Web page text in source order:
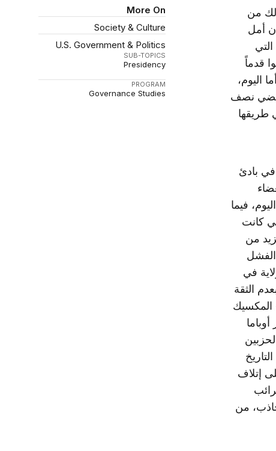
More On
Society & Culture
U.S. Government & Politics
SUB-TOPICS
Presidency
PROGRAM
Governance Studies
أن ذلك من
أمل
قدماً
اليوم،
معها أن ينقضي نصف
طريقها
بادئ
فيما
المالية التي ابتدأت عام ٢٠٠٨، والتي كانت
من
وفي العام ٢٠٠٥، كان الفشل
في
الثقة
المكسيك
إتلاف
من